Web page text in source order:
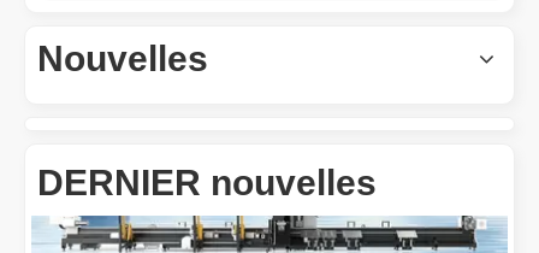
Nouvelles
DERNIER nouvelles